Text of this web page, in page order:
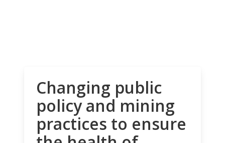
Changing public
policy and mining
practices to ensure